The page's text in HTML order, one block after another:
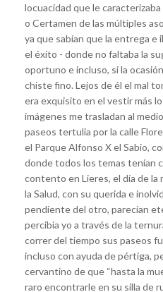
locuacidad que le
o Certamen de las múltiples
ya que sabían que la entrega e
el éxito - donde no faltaba la
oportuno e incluso, si la
chiste fino. Lejos de él el mal
era exquisito en el vestir más
imágenes me trasladan al
paseos tertulia por la calle
el Parque Alfonso X el Sabio,
donde todos los temas tenían
contento en Lieres, el día de la
la Salud, con su querida e
pendiente del otro, parecían
percibía yo a través de la
correr del tiempo sus paseos
incluso con ayuda de pértiga,
cervantino de que “hasta la
raro encontrarle en su silla de